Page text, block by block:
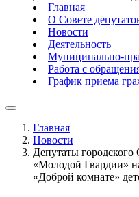
Главная
О Совете
Новости
Деятельность
Муниципально-
Работа с
График приема
Главная
Новости
Депутаты городского
«Молодой Гвардии»
«Доброй комнате»